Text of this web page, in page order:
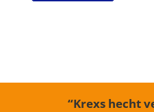
“Krexs hecht